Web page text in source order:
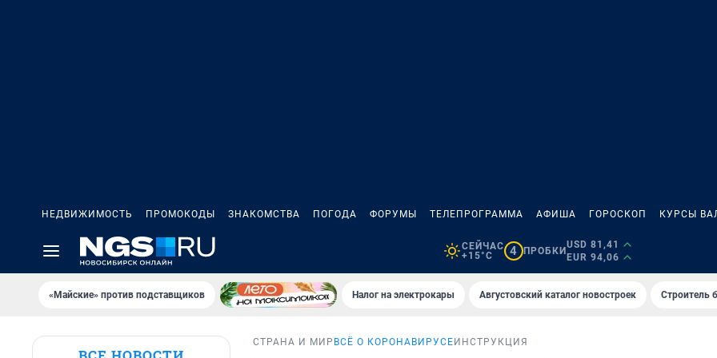
НЕДВИЖИМОСТЬ ПРОМОКОДЫ ЗНАКОМСТВА ПОГОДА ФОРУМЫ ТЕЛЕПРОГРАММА АФИША ГОРОСКОП КУРСЫ
СЕЙЧАС
+15°C
4 ПРОБКИ
USD 81,41
EUR 94,06
«Майские» против подставщиков Налог на электрокары Августовский каталог новостроек Строитель
СТРАНА И МИР ВСЁ О КОРОНАВИРУСЕ ИНСТРУКЦИЯ